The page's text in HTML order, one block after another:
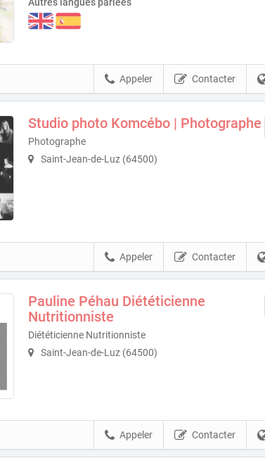
Contacter
Appeler
Studio photo Komcébo | Photographe
Photographe
Saint-Jean-de-Luz (64500)
Contacter
Appeler
Pauline Péhau Diététicienne
Nutritionniste
Diététicienne Nutritionniste
Saint-Jean-de-Luz (64500)
Contacter
Appeler